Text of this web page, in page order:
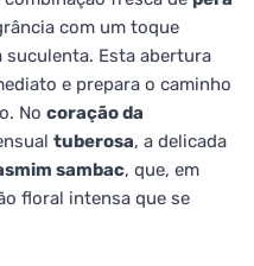
com um toque
Esta abertura
e prepara o caminho
No coração da
tuberosa, a delicada
sambac, que, em
floral intensa que se